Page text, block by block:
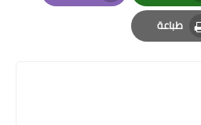
Whatsapp
Email
طباعة
Print